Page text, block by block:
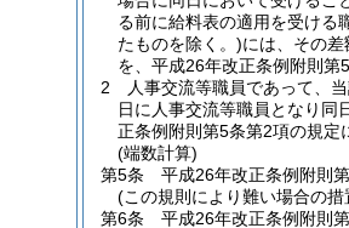
る前に給料表の適用を受ける
たものを除く。)には、その
を、平成26年改正条例附則第
2
人事交流等職員であって、
日に人事交流等職員となり同
正条例附則第5条第2項の規定
(端数計算)
第5条
平成26年改正条例附則
(この規則により難い場合の措
第6条
平成26年改正条例附則